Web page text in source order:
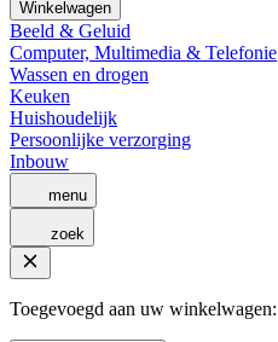
Winkelwagen
Beeld & Geluid
Computer, Multimedia & Telefonie
Wassen en drogen
Keuken
Huishoudelijk
Persoonlijke verzorging
Inbouw
menu
zoek
Toegevoegd aan uw winkelwagen: